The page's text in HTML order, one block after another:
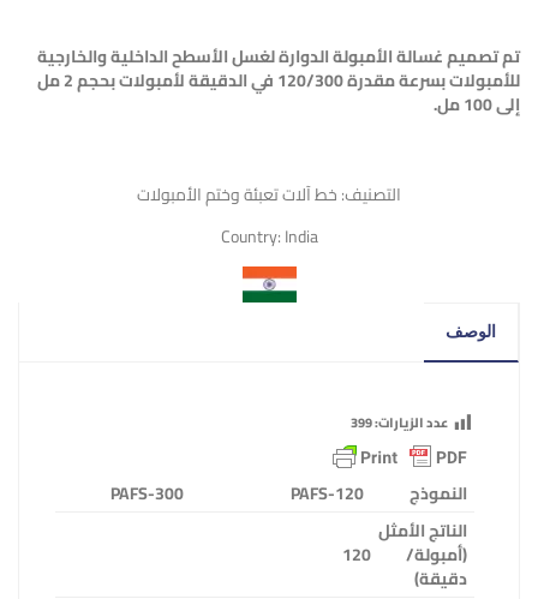
تم تصميم غسالة الأمبولة الدوارة لغسل الأسطح الداخلية والخارجية
للأمبولات بسرعة مقدرة 120/300 في الدقيقة لأمبولات بحجم 2 مل
إلى 100 مل.
التصنيف:خط آلات تعبئة وختم الأمبولات
Country:India
الوصف
عدد الزيارات:399
النموذج PAFS-120
PAFS-300
الناتج الأمثل
(أمبولة/
دقيقة)
120